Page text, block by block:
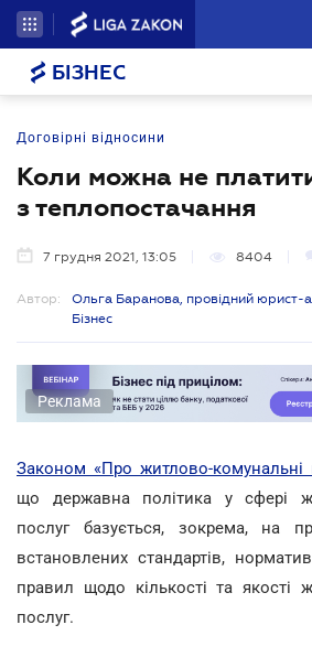
БІЗНЕС
Договірні відносини
Коли можна не
з теплопостачання
7 грудня 2021, 13:05 8404
Автор:
Ольга Баранова, провідний юрист-
Бізнес
Реклама
Законом «Про житлово-комунальні
що державна політика у сфері
послуг базується, зокрема, на
встановлених стандартів,
правил щодо кількості та якості
послуг.